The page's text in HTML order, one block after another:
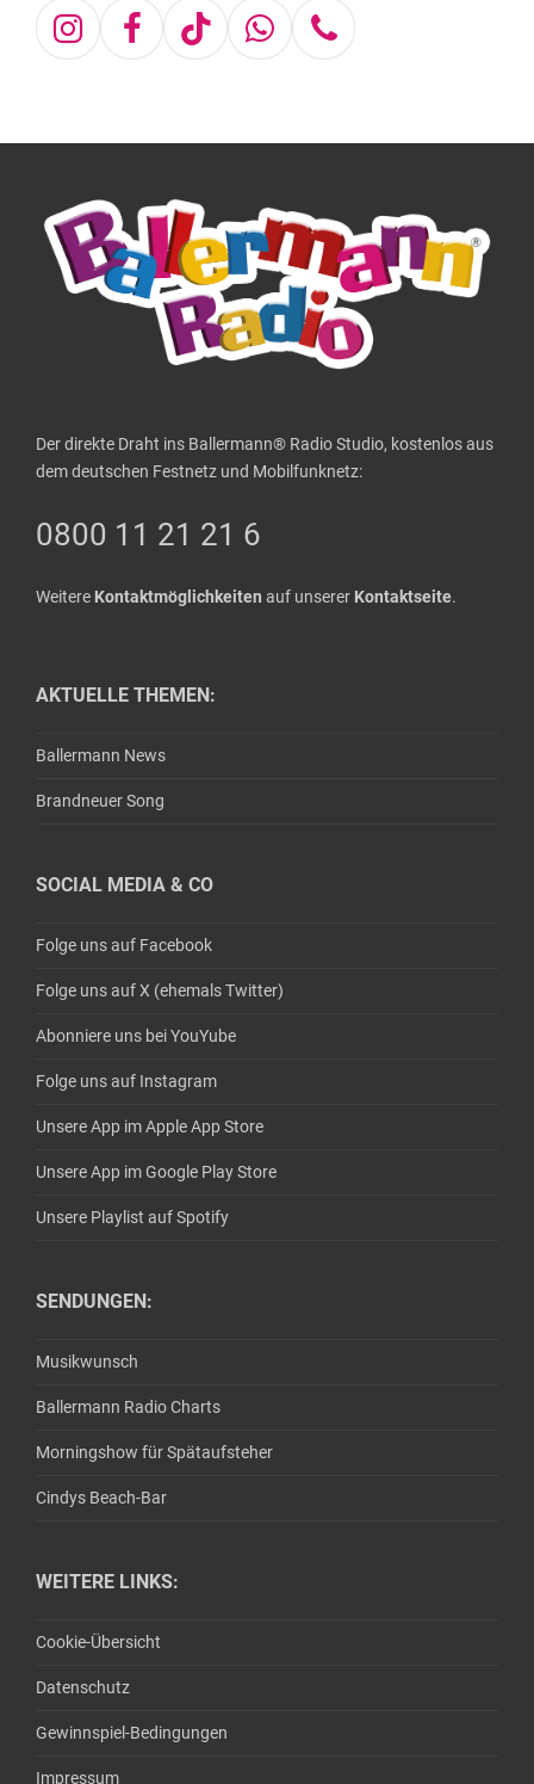
Instagram
Facebook
TiktokWhatsapp
Telefon
Der direkte Draht ins Ballermann® Radio Studio, kostenlos aus
dem deutschen Festnetz und Mobilfunknetz:
0800 11 21 21 6
Weitere Kontaktmöglichkeiten auf unserer Kontaktseite.
AKTUELLE THEMEN:
Ballermann News
Brandneuer Song
SOCIAL MEDIA & CO
Folge uns auf Facebook
Folge uns auf X (ehemals Twitter)
Abonniere uns bei YouYube
Folge uns auf Instagram
Unsere App im Apple App Store
Unsere App im Google Play Store
Unsere Playlist auf Spotify
SENDUNGEN:
Musikwunsch
Ballermann Radio Charts
Morningshow für Spätaufsteher
Cindys Beach-Bar
WEITERE LINKS:
Cookie-Übersicht
Datenschutz
Gewinnspiel-Bedingungen
Impressum